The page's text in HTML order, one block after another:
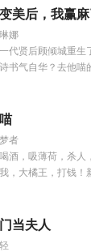
美后，我赢麻
娜
代贤后顾倾城重生
书气自华？去他喵
者
酒，吸薄荷，杀人
，大橘王，打钱！
当夫人